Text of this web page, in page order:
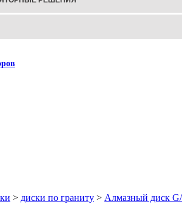
> диски по граниту > Алмазный диск